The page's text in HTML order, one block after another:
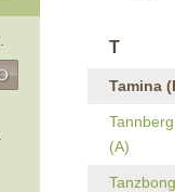
T
Tamina
(A)